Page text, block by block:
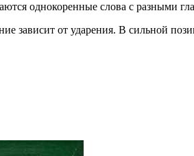
однокоренные слова с разными
зависит от ударения. В сильной